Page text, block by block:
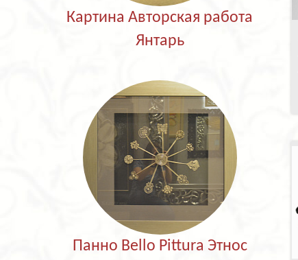
Картина Авторская работа
Янтарь
Панно Bello Pittura Этнос